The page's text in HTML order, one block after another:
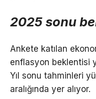
2025 sonu
Ankete katılan
enflasyon beklentisi
Yıl sonu tahminleri
aralığında yer alıyor.